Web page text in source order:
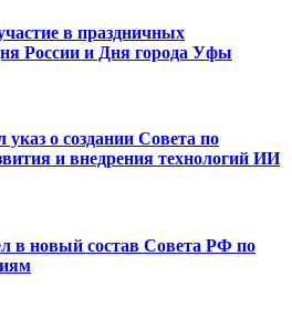
в праздничных
России и Дня города Уфы
о создании Совета по
и внедрения технологий ИИ
в новый состав Совета РФ по